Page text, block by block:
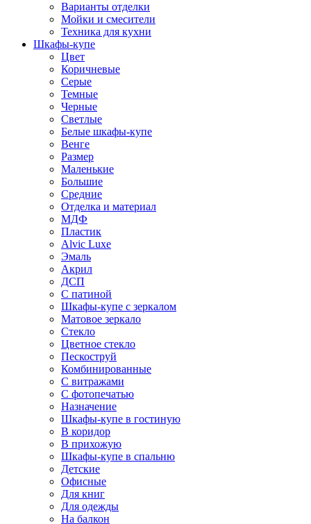
Варианты отделки
Мойки и смесители
Техника для кухни
Шкафы-купе
Цвет
Коричневые
Серые
Темные
Черные
Светлые
Белые шкафы-купе
Венге
Размер
Маленькие
Большие
Средние
Отделка и материал
МДФ
Пластик
Alvic Luxe
Эмаль
Акрил
ДСП
С патиной
Шкафы-купе с зеркалом
Матовое зеркало
Стекло
Цветное стекло
Пескоструй
Комбинированные
С витражами
С фотопечатью
Назначение
Шкафы-купе в гостиную
В коридор
В прихожую
Шкафы-купе в спальню
Детские
Офисные
Для книг
Для одежды
На балкон